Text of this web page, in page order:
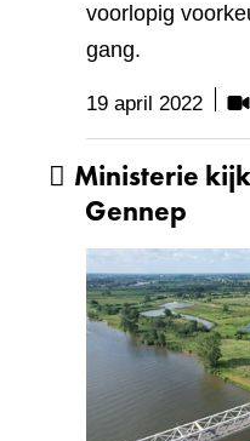
voorlopig
gang.
19 april 2022Bevat
Ministerie
Gennep